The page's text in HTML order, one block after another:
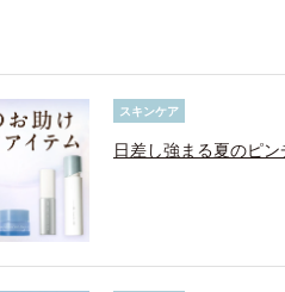
スキンケア
日差し強まる夏のピ